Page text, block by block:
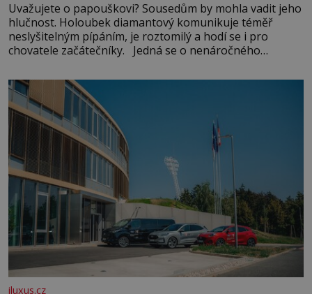
Uvažujete o papouškovi? Sousedům by mohla vadit jeho
hlučnost. Holoubek diamantový komunikuje téměř
neslyšitelným pípáním, je roztomilý a hodí se i pro
chovatele začátečníky. Jedná se o nenáročného
času tráví na zemi, kde sbírá zbytky semínek Jeho
domovinou je prakticky celá Austrálie s výjimkou
pobřežní oblasti.
iluxus.cz